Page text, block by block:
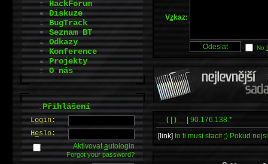
Vzkaz:
No
__( | )__
90.176.138.*
[link] to ti musi stacit ;) Pokud
HackForum
Diskuze
BugTrack
Seznam BT
Odkazy
Konference
Projekty
O nás
.Přihlášení
Login:
Heslo:
Aktivovatautologin
Forgot your password?